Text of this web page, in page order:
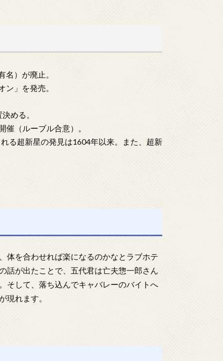
）が廃止。
」を発売。
める。
催（ルーブル合意）。
る超新星の発見は1604年以来。また、超新
体を合わせれば楽になるのかなとラブホテ
話が出たことで、五代君は亡夫惣一郎さん
そして、落ち込んでキャバレーのバイトへ
現れます。